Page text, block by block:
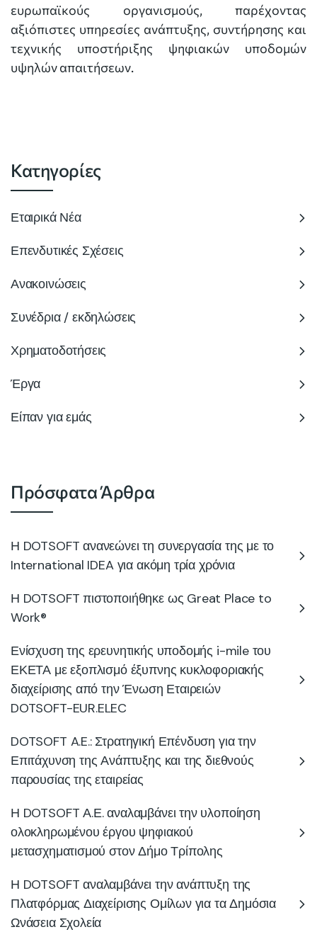
ευρωπαϊκούς οργανισμούς, παρέχοντας
αξιόπιστες υπηρεσίες ανάπτυξης, συντήρησης και
τεχνικής υποστήριξης ψηφιακών υποδομών
υψηλών απαιτήσεων.
Κατηγορίες
Εταιρικά Νέα
Επενδυτικές Σχέσεις
Ανακοινώσεις
Συνέδρια / εκδηλώσεις
Χρηματοδοτήσεις
Έργα
Είπαν για εμάς
Πρόσφατα Άρθρα
Η DOTSOFT ανανεώνει τη συνεργασία της με το
International IDEA για ακόμη τρία χρόνια
Η DOTSOFT πιστοποιήθηκε ως Great Place to
Work®
Ενίσχυση της ερευνητικής υποδομής i-mile του
ΕΚΕΤΑ με εξοπλισμό έξυπνης κυκλοφοριακής
διαχείρισης από την Ένωση Εταιρειών
DOTSOFT-EUR.ELEC
DOTSOFT A.E.: Στρατηγική Επένδυση για την
Επιτάχυνση της Ανάπτυξης και της διεθνούς
παρουσίας της εταιρείας
Η DOTSOFT Α.Ε. αναλαμβάνει την υλοποίηση
ολοκληρωμένου έργου ψηφιακού
μετασχηματισμού στον Δήμο Τρίπολης
Η DOTSOFT αναλαμβάνει την ανάπτυξη της
Πλατφόρμας Διαχείρισης Ομίλων για τα Δημόσια
Ωνάσεια Σχολεία